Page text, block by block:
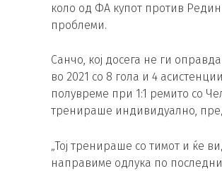
коло од ФА купот против
проблеми.
Санчо, кој досега не ги
во 2021 со 8 гола и 4
полувреме при 1:1 ремито со
тренираше индивидуално,
„Тој тренираше со тимот и ќе
направиме одлука по